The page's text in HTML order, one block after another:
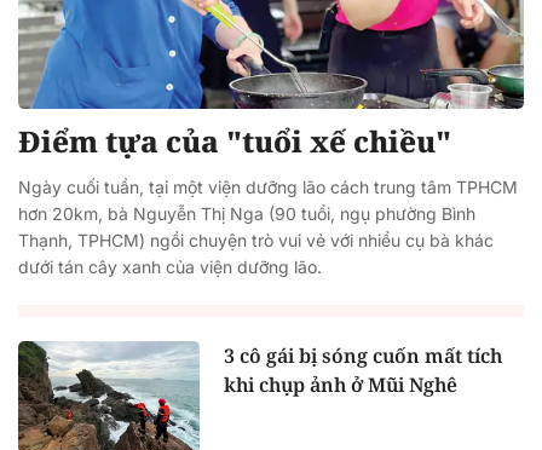
Điểm tựa của "tuổi xế chiều"
Ngày cuối tuần, tại một viện dưỡng lão cách trung tâm TPHCM
hơn 20km, bà Nguyễn Thị Nga (90 tuổi, ngụ phường Bình
Thạnh, TPHCM) ngồi chuyện trò vui vẻ với nhiều cụ bà khác
dưới tán cây xanh của viện dưỡng lão.
3 cô gái bị sóng cuốn mất tích
khi chụp ảnh ở Mũi Nghê